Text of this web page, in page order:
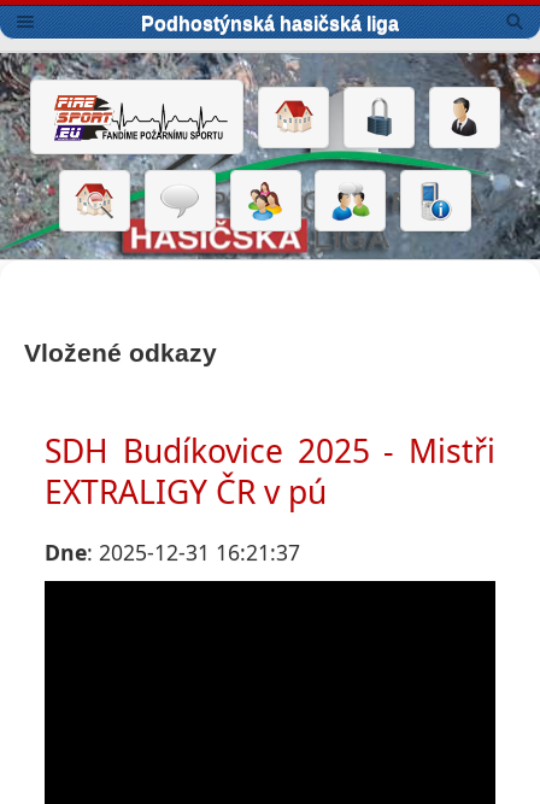
Podhostýnská hasičská liga
Vložené odkazy
SDH Budíkovice 2025 - Mistři
EXTRALIGY ČR v pú
Dne: 2025-12-31 16:21:37